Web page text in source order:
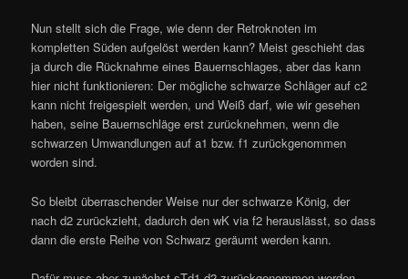
Nun stellt sich die Frage, wie denn der Retroknoten im
kompletten Süden aufgelöst werden kann? Meist geschieht das
ja durch die Rücknahme eines Bauernschlages, aber das kann
hier nicht funktionieren: Der mögliche schwarze Schläger auf c2
kann nicht freigespielt werden, und Weiß darf, wie wir gesehen
haben, seine Bauernschläge erst zurücknehmen, wenn die
schwarzen Umwandlungen auf a1 bzw. f1 zurückgenommen
worden sind.
So bleibt überraschender Weise nur der schwarze König, der
nach d2 zurückzieht, dadurch den wK via f2 herauslässt, so dass
dann die erste Reihe von Schwarz geräumt werden kann.